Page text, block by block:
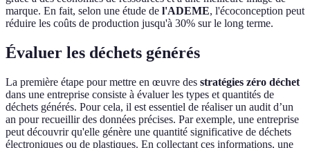
marque. En fait, selon une étude de l'ADEME, l'écoconception peut
réduire les coûts de production jusqu'à 30% sur le long terme.
Évaluer les déchets générés
La première étape pour mettre en œuvre des stratégies zéro déchet
dans une entreprise consiste à évaluer les types et quantités de
déchets générés. Pour cela, il est essentiel de réaliser un audit d’un
an pour recueillir des données précises. Par exemple, une entreprise
peut découvrir qu'elle génère une quantité significative de déchets
électroniques ou de plastiques. En collectant ces informations, une